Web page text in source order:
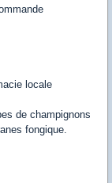
locale
de champignons
fongique.